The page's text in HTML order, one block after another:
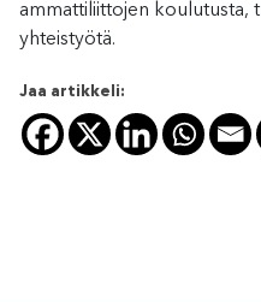
ammattiliittojen koulutusta,
yhteistyötä.
Jaa artikkeli: